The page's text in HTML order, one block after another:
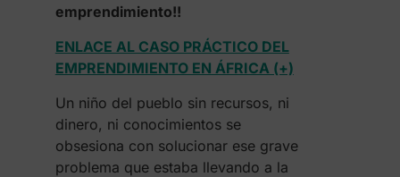
emprendimiento!!
ENLACE AL CASO PRÁCTICO DEL
EMPRENDIMIENTO EN ÁFRICA (+)
Un niño del pueblo sin recursos, ni
dinero, ni conocimientos se
obsesiona con solucionar ese grave
problema que estaba llevando a la